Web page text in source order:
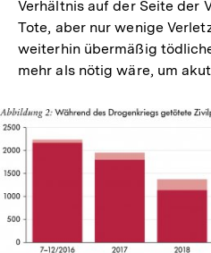
Verhältnis auf der Seite der
Tote, aber nur wenige
weiterhin übermäßig
mehr als nötig wäre, um